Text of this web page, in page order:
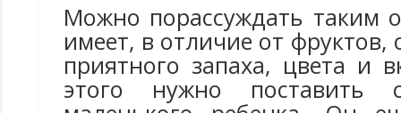
Можно порассуждать таким
имеет, в отличие от
приятного запаха, цвета и
этого нужно поставить